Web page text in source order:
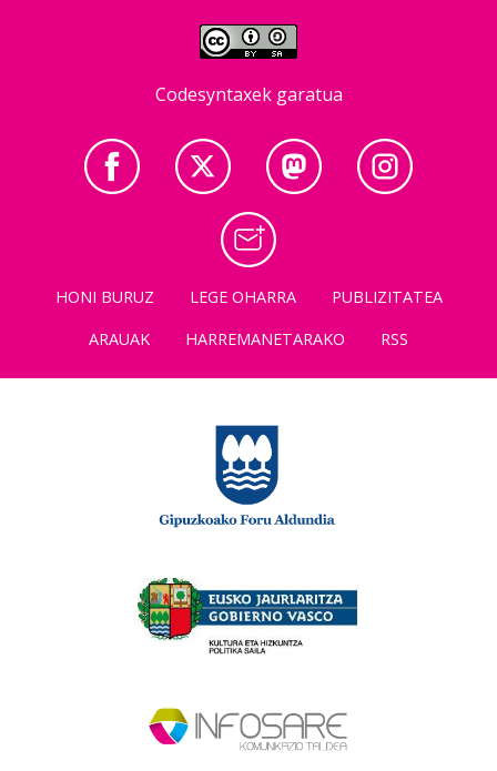
Codesyntaxek garatua
HONI BURUZ LEGE OHARRA
PUBLIZITATEA
ARAUAK
HARREMANETARAKO RSS